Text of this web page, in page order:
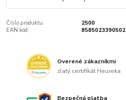
Číslo produktu:
2500
EAN kód:
8585023390502
Overené zákazníkmi
zlatý certifikát Heureka
Bezpečná platba